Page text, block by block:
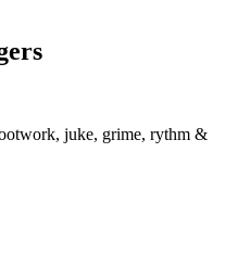
juke, grime, rythm &